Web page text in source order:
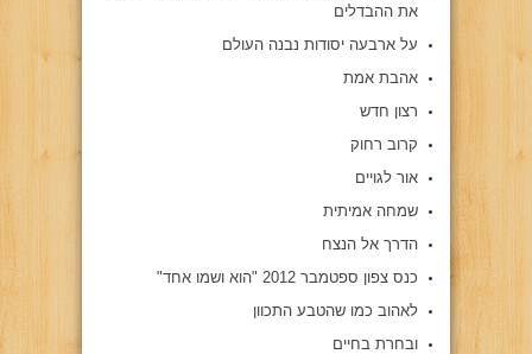
את ההבדלים
על ארבעה יסודות נבנה העולם
אהבת אמת
רצון חדש
קרוב רחוק
אור לגויים
שמחה אמיתית
הדרך אל הנצח
כנס צפון ספטמבר 2012 "הוא ושמו אחד"
לאהוב כמו שהטבע התכוון
ובחרת בחיים